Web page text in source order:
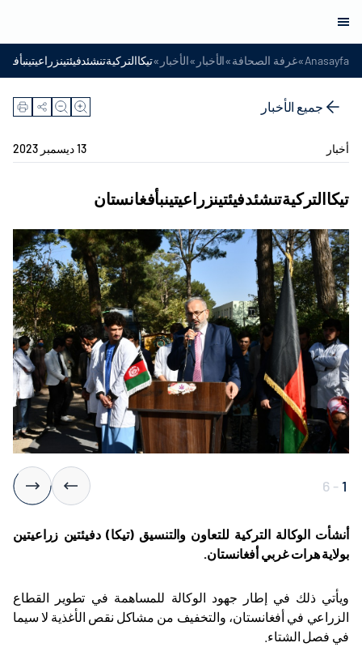
Anasayfa
»غرفة الصحافة»الأخبار »الأخبار »
جميع الأخبار
أخبار 13 ديسمبر 2023
تيكاالتركيةتنشئدفيئتينزراعيتينبأفغانستان
1
-
6
أنشأت الوكالة التركية للتعاون والتنسيق (تيكا) دفيئتين زراعيتين
بولاية هرات غربي أفغانستان.
ويأتي ذلك في إطار جهود الوكالة للمساهمة في تطوير القطاع
الزراعي في أفغانستان، والتخفيف من مشاكل نقص الأغذية لا سيما
في فصل الشتاء